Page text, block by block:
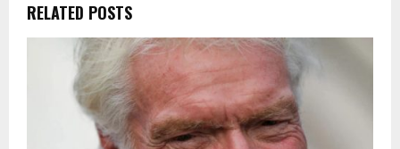
RELATED POSTS